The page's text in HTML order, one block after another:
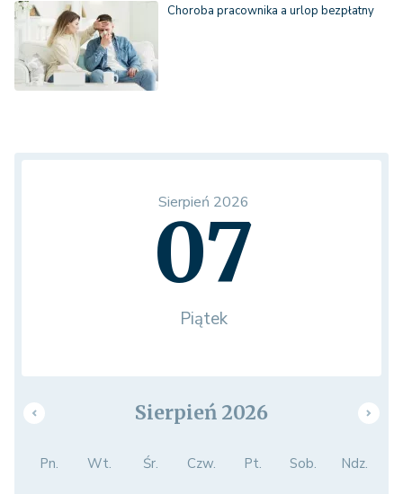
Choroba pracownika a urlop bezpłatny
Sierpień 2026
07
Piątek
Sierpień 2026
Pn. Wt. Śr. Czw. Pt. Sob. Ndz.